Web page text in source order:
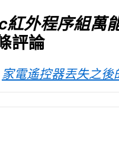
外程序組萬
評論
家電遙控器丟失之